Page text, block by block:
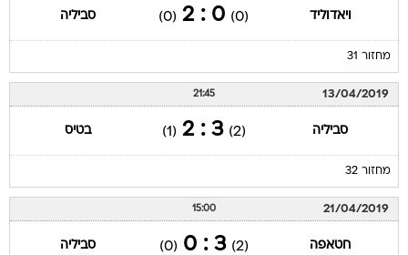
ויאדוליד (0)
0 : 2
(0) סביליה
מחזור 31
13/04/2019
21:45
סביליה (2)
3 : 2
(1) בטיס
מחזור 32
21/04/2019
15:00
חטאפה (2)
3 : 0
(0) סביליה